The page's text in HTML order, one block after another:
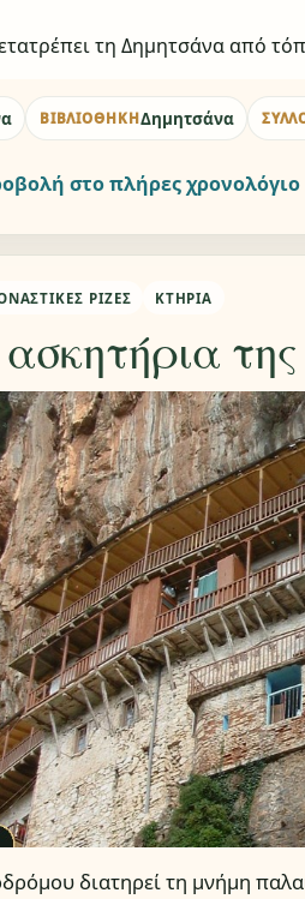
τη Δημητσάνα από
ΒΙΒΛΙΟΘΉΚΗΔημητσάνα
στο πλήρες χρονολόγιο
ΡΊΖΕΣ ΚΤΉΡΙΑ
διατηρεί τη μνήμη